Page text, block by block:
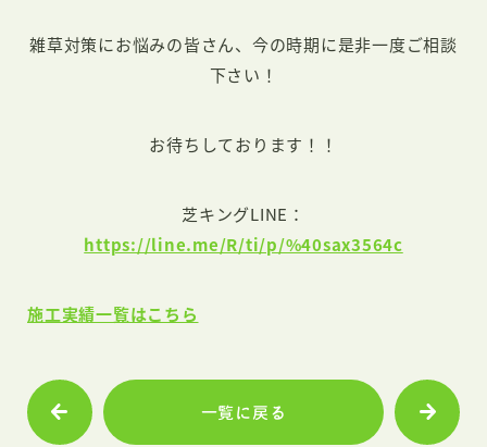
雑草対策にお悩みの皆さん、今の時期に是非一度ご相談
下さい！
お待ちしております！！
芝キングLINE：
https://line.me/R/ti/p/%40sax3564c
施工実績一覧はこちら
一覧に戻る